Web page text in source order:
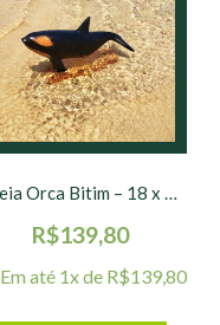
Baleia Orca Bitim – 18 x 6 x 11 cm
R$139,80
Em até 1x de R$139,80